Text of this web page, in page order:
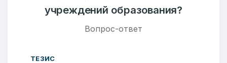
учреждений образования?
Вопрос-ответ
ТЕЗИС